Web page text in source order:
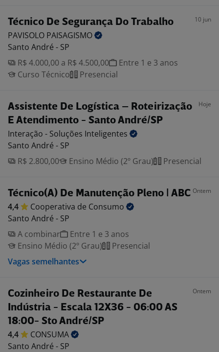
Técnico De Segurança Do Trabalho 10 jun
PAVISOLO PAISAGISMO
Santo André - SP
R$ 4.000,00 a R$ 4.500,00
Entre 1 e 3 anos
Curso Técnico
Presencial
Assistente De Logística – Roteirização
E Atendimento - Santo André/SP
Hoje
Interação - Soluções Inteligentes
Santo André - SP
R$ 2.800,00
Ensino Médio (2º Grau) Presencial
Técnico(A) De Manutenção Pleno | ABC Ontem
4,4 Cooperativa de Consumo
Santo André - SP
A combinar
Entre 1 e 3 anos
Ensino Médio (2º Grau)
Presencial
Vagas semelhantes
Cozinheiro De Restaurante De
Indústria - Escala 12X36 - 06:00 AS
18:00- Sto André/SP
Ontem
4,4
CONSUMA
Santo André - SP